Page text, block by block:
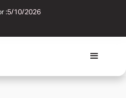
:5/10/2026